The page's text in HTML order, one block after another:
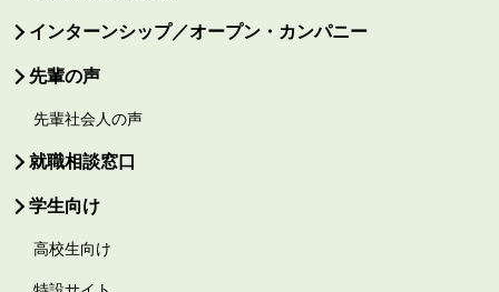
インターンシップ／オープン・カンパニー
先輩の声
先輩社会人の声
就職相談窓口
学生向け
高校生向け